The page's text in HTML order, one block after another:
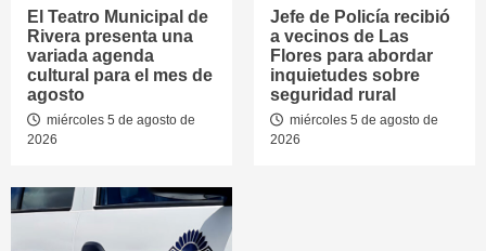
El Teatro Municipal de
Rivera presenta una
variada agenda
cultural para el mes de
agosto
miércoles 5 de agosto de
2026
Jefe de Policía recibió
a vecinos de Las
Flores para abordar
inquietudes sobre
seguridad rural
miércoles 5 de agosto de
2026